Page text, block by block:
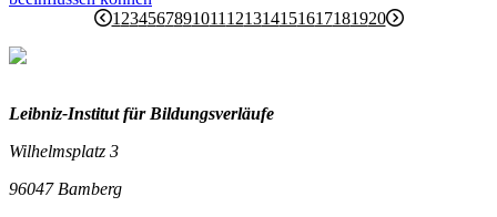
1234567891011121314151617181920
Leibniz-Institut für Bildungsverläufe
Wilhelmsplatz 3
96047 Bamberg